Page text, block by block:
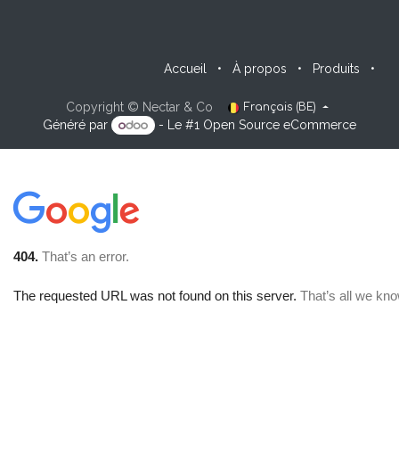
Accueil • À propos • Produits •
Copyright © Nectar & Co Français (BE)
Généré par - Le #1 Open Source eCommerce